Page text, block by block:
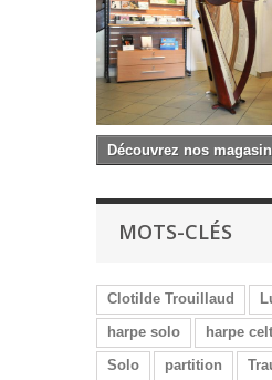
Découvrez nos
MOTS-CLÉS
Clotilde Trouillaud
harpe solo
harpe
Solo
partition